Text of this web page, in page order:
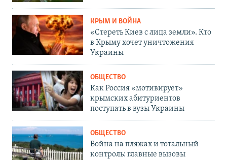
КРЫМ И ВОЙНА
«Стереть Киев с лица земли». Кто
в Крыму хочет уничтожения
Украины
ОБЩЕСТВО
Как Россия «мотивирует»
крымских абитуриентов
поступать в вузы Украины
ОБЩЕСТВО
Война на пляжах и тотальный
контроль: главные вызовы